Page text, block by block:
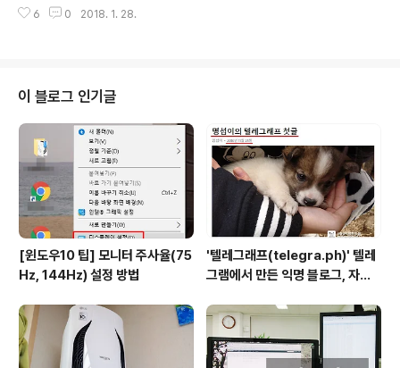
기장들과 가까운 곳이다. 평창 아이원 리조트는 고급스런
기를 기원하는 마음 가득하다. 여러 종목에 대해 기대를 하
경기장에서 열린다. 미리 다녀온 강릉 아이스아레나를 소
개한다. 평창 동계올림픽 성화 점화 김연아, 평창 스타디움
전과 후를 보니 2018 평창동계올림픽 '색깔론' 올림픽을
망치고 있다. 강릉 아이스아레나 경기장, 피겨 스케이팅과
쇼트트랙 Go Go~ 평창동계올림픽 스타디움, 올림픽 개
회식과 폐막식 기대 돼. 평창동계올림..
6 0 2018. 1. 28.
이 블로그 인기글
[윈도우10 팁] 모니터 주사율(75
Hz, 144Hz) 설정 방법
'텔레그래프(telegra.ph)' 텔레
그램에서 만든 익명 블로그, 자유